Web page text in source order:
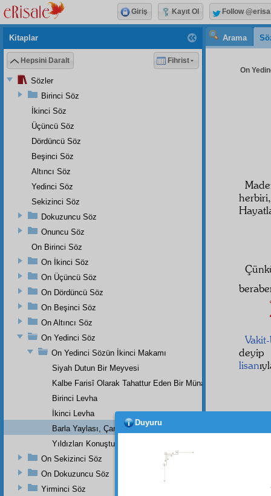
Arama
On
deyip
lisan
Kitaplar
Hepsini Daralt Fihrist
Sözler
Birinci Söz
İkinci Söz
Üçüncü Söz
Dördüncü Söz
Beşinci Söz
Altıncı Söz
Yedinci Söz
Sekizinci Söz
Dokuzuncu Söz
Onuncu Söz
On Birinci Söz
On İkinci Söz
On Üçüncü Söz
On Dördüncü Söz
On Beşinci Söz
On Altıncı Söz
On Yedinci Söz
On Yedinci Sözün İkinci Makamı
Siyah Dutun Bir Meyvesi
Kalbe Farisî Olarak Tahattur Eden Bir Münacat
Birinci Levha
İkinci Levha
Barla Yaylası, Çam, Katran,Ardıç,Karakavağın Bir Meyvesi
Yıldızları Konuşturan Bir Yıldızname
On Sekizinci Söz
On Dokuzuncu Söz
Yirminci Söz
Giriş Kayıt Ol Follow
Duyuru